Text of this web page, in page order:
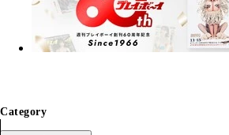
Category